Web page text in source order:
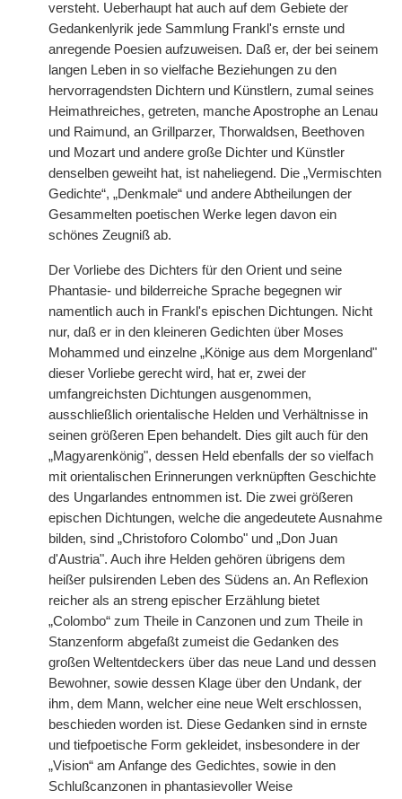
versteht. Ueberhaupt hat auch auf dem Gebiete der
Gedankenlyrik jede Sammlung Frankl's ernste und
anregende Poesien aufzuweisen. Daß er, der bei seinem
langen Leben in so vielfache Beziehungen zu den
hervorragendsten Dichtern und Künstlern, zumal seines
Heimathreiches, getreten, manche Apostrophe an Lenau
und Raimund, an Grillparzer, Thorwaldsen, Beethoven
und Mozart und andere große Dichter und Künstler
denselben geweiht hat, ist naheliegend. Die „Vermischten
Gedichte“, „Denkmale“ und andere Abtheilungen der
Gesammelten poetischen Werke legen davon ein
schönes Zeugniß ab.
Der Vorliebe des Dichters für den Orient und seine
Phantasie- und bilderreiche Sprache begegnen wir
namentlich auch in Frankl's epischen Dichtungen. Nicht
nur, daß er in den kleineren Gedichten über Moses
Mohammed und einzelne „Könige aus dem Morgenland"
dieser Vorliebe gerecht wird, hat er, zwei der
umfangreichsten Dichtungen ausgenommen,
ausschließlich orientalische Helden und Verhältnisse in
seinen größeren Epen behandelt. Dies gilt auch für den
„Magyarenkönig", dessen Held ebenfalls der so vielfach
mit orientalischen Erinnerungen verknüpften Geschichte
des Ungarlandes entnommen ist. Die zwei größeren
epischen Dichtungen, welche die angedeutete Ausnahme
bilden, sind „Christoforo Colombo" und „Don Juan
d'Austria". Auch ihre Helden gehören übrigens dem
heißer pulsirenden Leben des Südens an. An Reflexion
reicher als an streng epischer Erzählung bietet
„Colombo“ zum Theile in Canzonen und zum Theile in
Stanzenform abgefaßt zumeist die Gedanken des
großen Weltentdeckers über das neue Land und dessen
Bewohner, sowie dessen Klage über den Undank, der
ihm, dem Mann, welcher eine neue Welt erschlossen,
beschieden worden ist. Diese Gedanken sind in ernste
und tiefpoetische Form gekleidet, insbesondere in der
„Vision“ am Anfange des Gedichtes, sowie in den
Schlußcanzonen in phantasievoller Weise